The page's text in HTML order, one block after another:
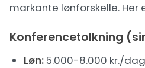
markante lønforskelle. Her
Konferencetolkning
Løn: 5.000-8.000 kr./